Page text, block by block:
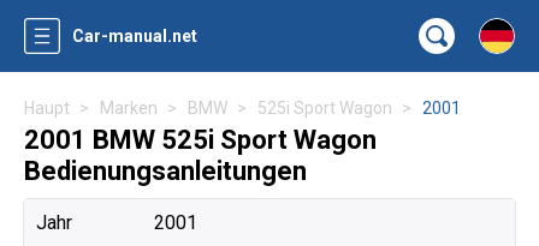
Car-manual.net
Haupt Marken BMW 525i Sport Wagon 2001
2001 BMW 525i Sport Wagon
Bedienungsanleitungen
Jahr 2001